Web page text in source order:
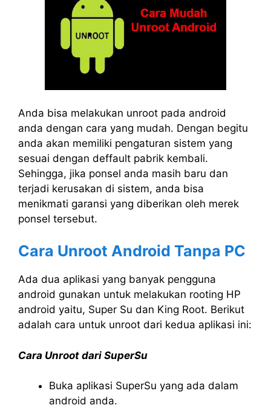
Anda bisa melakukan unroot pada android
anda dengan cara yang mudah. Dengan begitu
anda akan memiliki pengaturan sistem yang
sesuai dengan deffault pabrik kembali.
Sehingga, jika ponsel anda masih baru dan
terjadi kerusakan di sistem, anda bisa
menikmati garansi yang diberikan oleh merek
ponsel tersebut.
Cara Unroot Android Tanpa PC
Ada dua aplikasi yang banyak pengguna
android gunakan untuk melakukan rooting HP
android yaitu, Super Su dan King Root. Berikut
adalah cara untuk unroot dari kedua aplikasi ini:
Cara Unroot dari SuperSu
Buka aplikasi SuperSu yang ada dalam
android anda.